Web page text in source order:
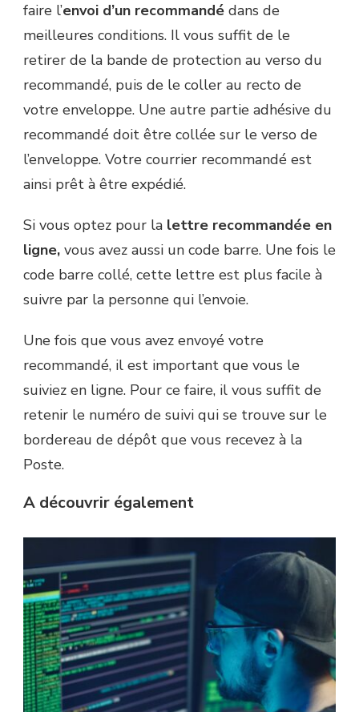
faire l’envoi d’un recommandé dans de
meilleures conditions. Il vous suffit de le
retirer de la bande de protection au verso du
recommandé, puis de le coller au recto de
votre enveloppe. Une autre partie adhésive du
recommandé doit être collée sur le verso de
l’enveloppe. Votre courrier recommandé est
ainsi prêt à être expédié.
Si vous optez pour la lettre recommandée en
ligne, vous avez aussi un code barre. Une fois le
code barre collé, cette lettre est plus facile à
suivre par la personne qui l’envoie.
Une fois que vous avez envoyé votre
recommandé, il est important que vous le
suiviez en ligne. Pour ce faire, il vous suffit de
retenir le numéro de suivi qui se trouve sur le
bordereau de dépôt que vous recevez à la
Poste.
A découvrir également